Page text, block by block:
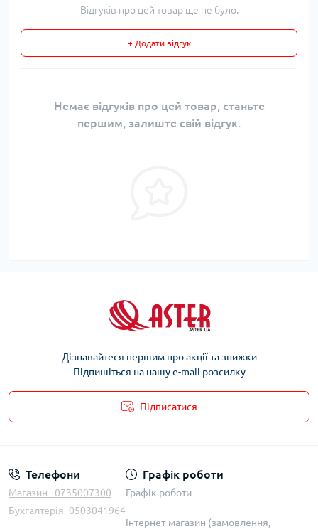
Відгуків про цей товар ще не було.
+ Додати відгук
Немає відгуків про цей товар, станьте
першим, залиште свій відгук.
Дізнавайтеся першим про акції та знижки
Підпишіться на нашу e-mail розсилку
Підписатися
Телефони
Магазин - 0735007300
Бухгалтерія- 0503041964
Графік роботи
Графік роботи
Інтернет-магазин (замовлення,